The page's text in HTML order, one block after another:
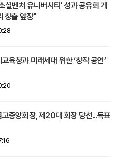
셜벤처 유니버시티' 성과 공유회 개
창출 앞장"
육청과 미래세대 위한 ‘창작 공연’
중앙회장, 제20대 회장 당선...득표